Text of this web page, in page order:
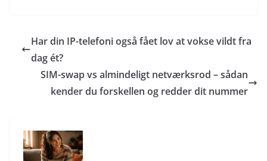
Har din IP-telefoni også fået lov at vokse vildt fra
dag ét?
SIM-swap vs almindeligt netværksrod – sådan
kender du forskellen og redder dit nummer